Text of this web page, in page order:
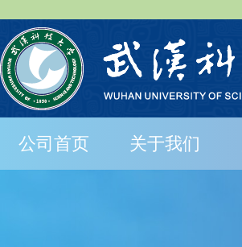
公司首页 关于我们